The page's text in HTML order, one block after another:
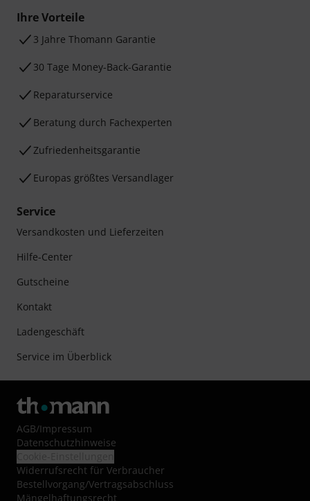
Ihre Vorteile
3 Jahre Thomann Garantie
30 Tage Money-Back-Garantie
Reparaturservice
Beratung durch Fachexperten
Zufriedenheitsgarantie
Europas größtes Versandlager
Service
Versandkosten und Lieferzeiten
Hilfe-Center
Gutscheine
Kontakt
Ladengeschäft
Service im Überblick
AGB/Impressum
Datenschutzhinweise
Widerrufsrecht für Verbraucher
Bestellvorgang/Vertragsabschluss
Mängelhaftungsrecht